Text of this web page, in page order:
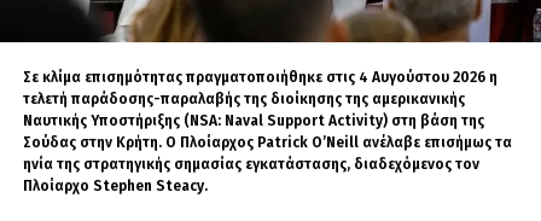
ποσότητες φυσικού αερίου δεν θεωρούνταν επαρκείς ώστε να
δικαιολογήσουν το υψηλό κόστος κατασκευής και να καταστήσουν
Η εικόνα, κατά τον ίδιο, αλλάζει.
Στην εξίσωση έβαλε τα κοιτάσματα γύρω από την Κύπρο, το Ισραήλ,
τον Λίβανο και την Αίγυπτο, αλλά και πιθανές ενεργειακές ροές από το
βόρειο Ιράκ, το Κουβέιτ και τη Σαουδική Αραβία.
Σε κλίμα επισημότητας πραγματοποιήθηκε στις 4 Αυγούστου 2026 η
τελετή παράδοσης-παραλαβής της διοίκησης της αμερικανικής
Ναυτικής Υποστήριξης (NSA: Naval Support Activity) στη βάση της
Σούδας στην Κρήτη. Ο Πλοίαρχος Patrick O’Neill ανέλαβε επισήμως τα
ηνία της στρατηγικής σημασίας εγκατάστασης, διαδεχόμενος τον
Πλοίαρχο Stephen Steacy.